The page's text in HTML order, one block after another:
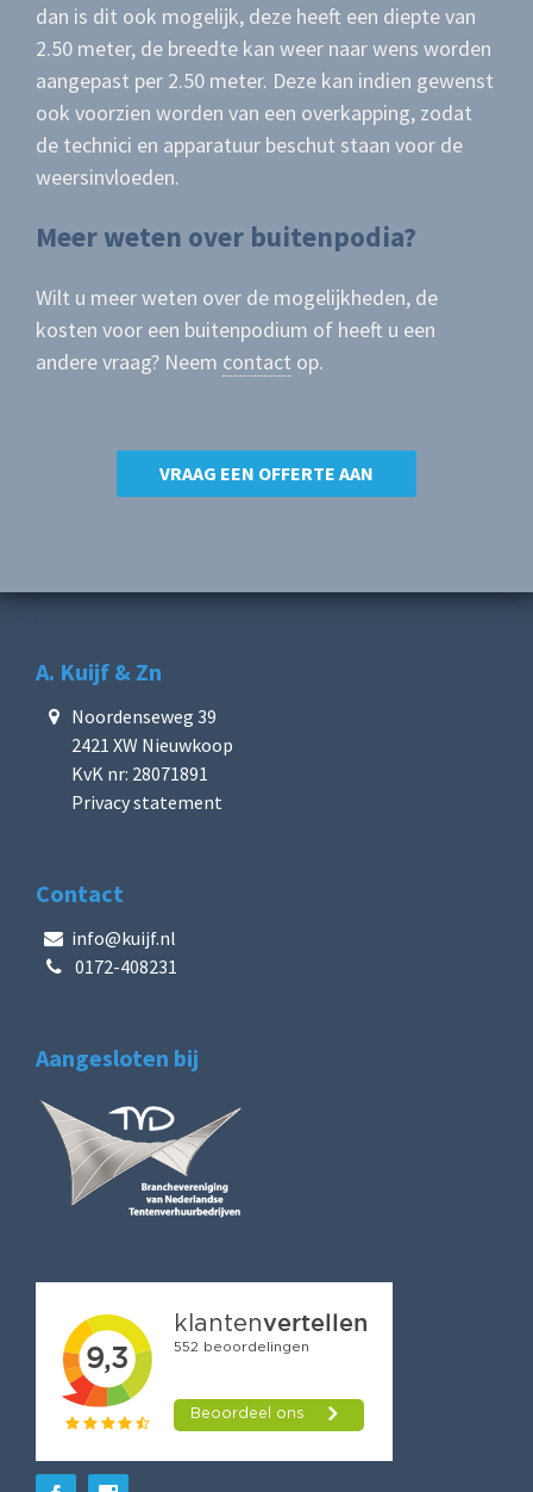
dan is dit ook mogelijk, deze heeft een diepte van
2.50 meter, de breedte kan weer naar wens worden
aangepast per 2.50 meter. Deze kan indien gewenst
ook voorzien worden van een overkapping, zodat
de technici en apparatuur beschut staan voor de
weersinvloeden.
Meer weten over buitenpodia?
Wilt u meer weten over de mogelijkheden, de
kosten voor een buitenpodium of heeft u een
andere vraag? Neem contact op.
VRAAG EEN OFFERTE AAN
A. Kuijf & Zn
Noordenseweg 39
2421 XW Nieuwkoop
KvK nr: 28071891
Privacy statement
Contact
info@kuijf.nl
0172-408231
Aangesloten bij